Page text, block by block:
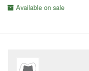
Available on sale